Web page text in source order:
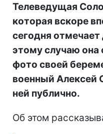
Телеведущая
которая вскоре
сегодня
этому случаю она
фото своей
военный Алексей
ней публично.
Об этом